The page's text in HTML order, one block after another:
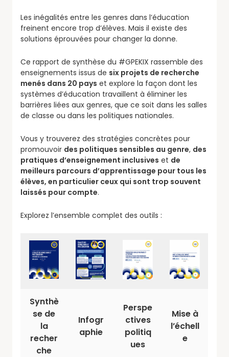
Les inégalités entre les genres dans l’éducation
freinent encore trop d’élèves. Mais il existe des
solutions éprouvées pour changer la donne.
Ce rapport de synthèse du #GPEKIX rassemble des
enseignements issus de six projets de recherche
menés dans 20 pays et explore la façon dont les
systèmes d’éducation travaillent à éliminer les
barrières liées aux genres, que ce soit dans les salles
de classe ou dans les politiques nationales.
Vous y trouverez des stratégies concrètes pour
promouvoir des politiques sensibles au genre, des
pratiques d’enseignement inclusives et de
meilleurs parcours d’apprentissage pour tous les
élèves, en particulier ceux qui sont trop souvent
laissés pour compte.
Explorez l’ensemble complet des outils :
Synthè
se de
la
recher
che
Infogr
aphie
Perspe
ctives
politiq
ues
Mise à
l’échell
e